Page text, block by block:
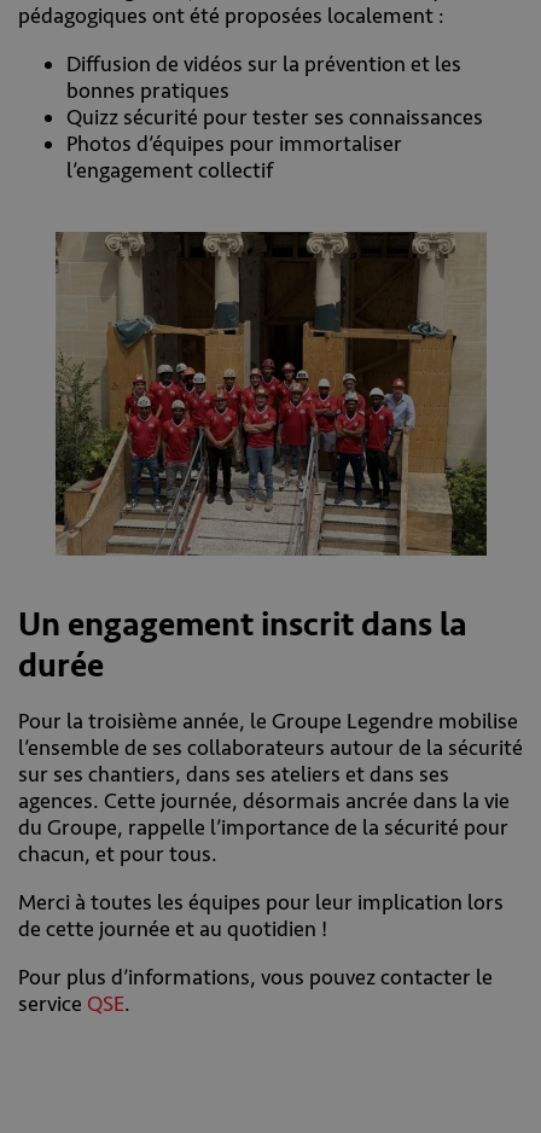
pédagogiques ont été proposées localement :
Diffusion de vidéos sur la prévention et les
bonnes pratiques
Quizz sécurité pour tester ses connaissances
Photos d’équipes pour immortaliser
l’engagement collectif
Un engagement inscrit dans la
durée
Pour la troisième année, le Groupe Legendre mobilise
l’ensemble de ses collaborateurs autour de la sécurité
sur ses chantiers, dans ses ateliers et dans ses
agences. Cette journée, désormais ancrée dans la vie
du Groupe, rappelle l’importance de la sécurité pour
chacun, et pour tous.
Merci à toutes les équipes pour leur implication lors
de cette journée et au quotidien !
Pour plus d’informations, vous pouvez contacter le
service QSE.